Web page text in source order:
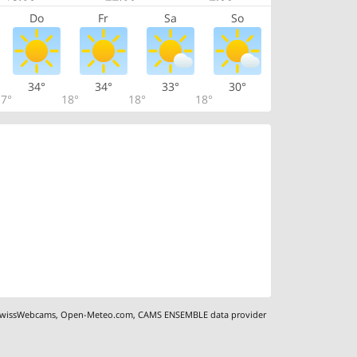
Do Fr Sa So
34°
18°
34°
18°
33°
18°
30°
,Open-Meteo.com,CAMS ENSEMBLE data provider